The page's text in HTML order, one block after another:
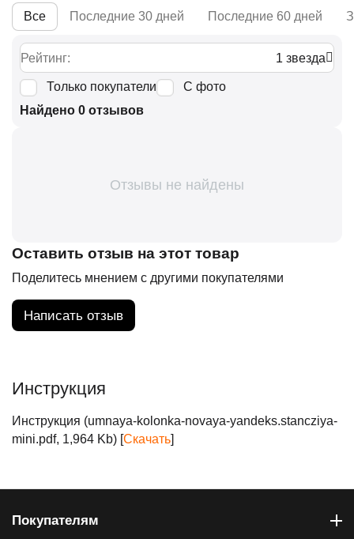
Все Последние 30 дней Последние 60 дней
Рейтинг: 1 звезда
Только покупатели
С фото
Найдено 0 отзывов
Отзывы не найдены
Оставить отзыв на этот товар
Поделитесь мнением с другими покупателями
Написать отзыв
Инструкция
Инструкция (umnaya-kolonka-novaya-yandeks.stancziya-
mini.pdf, 1,964 Kb) [Скачать]
Покупателям